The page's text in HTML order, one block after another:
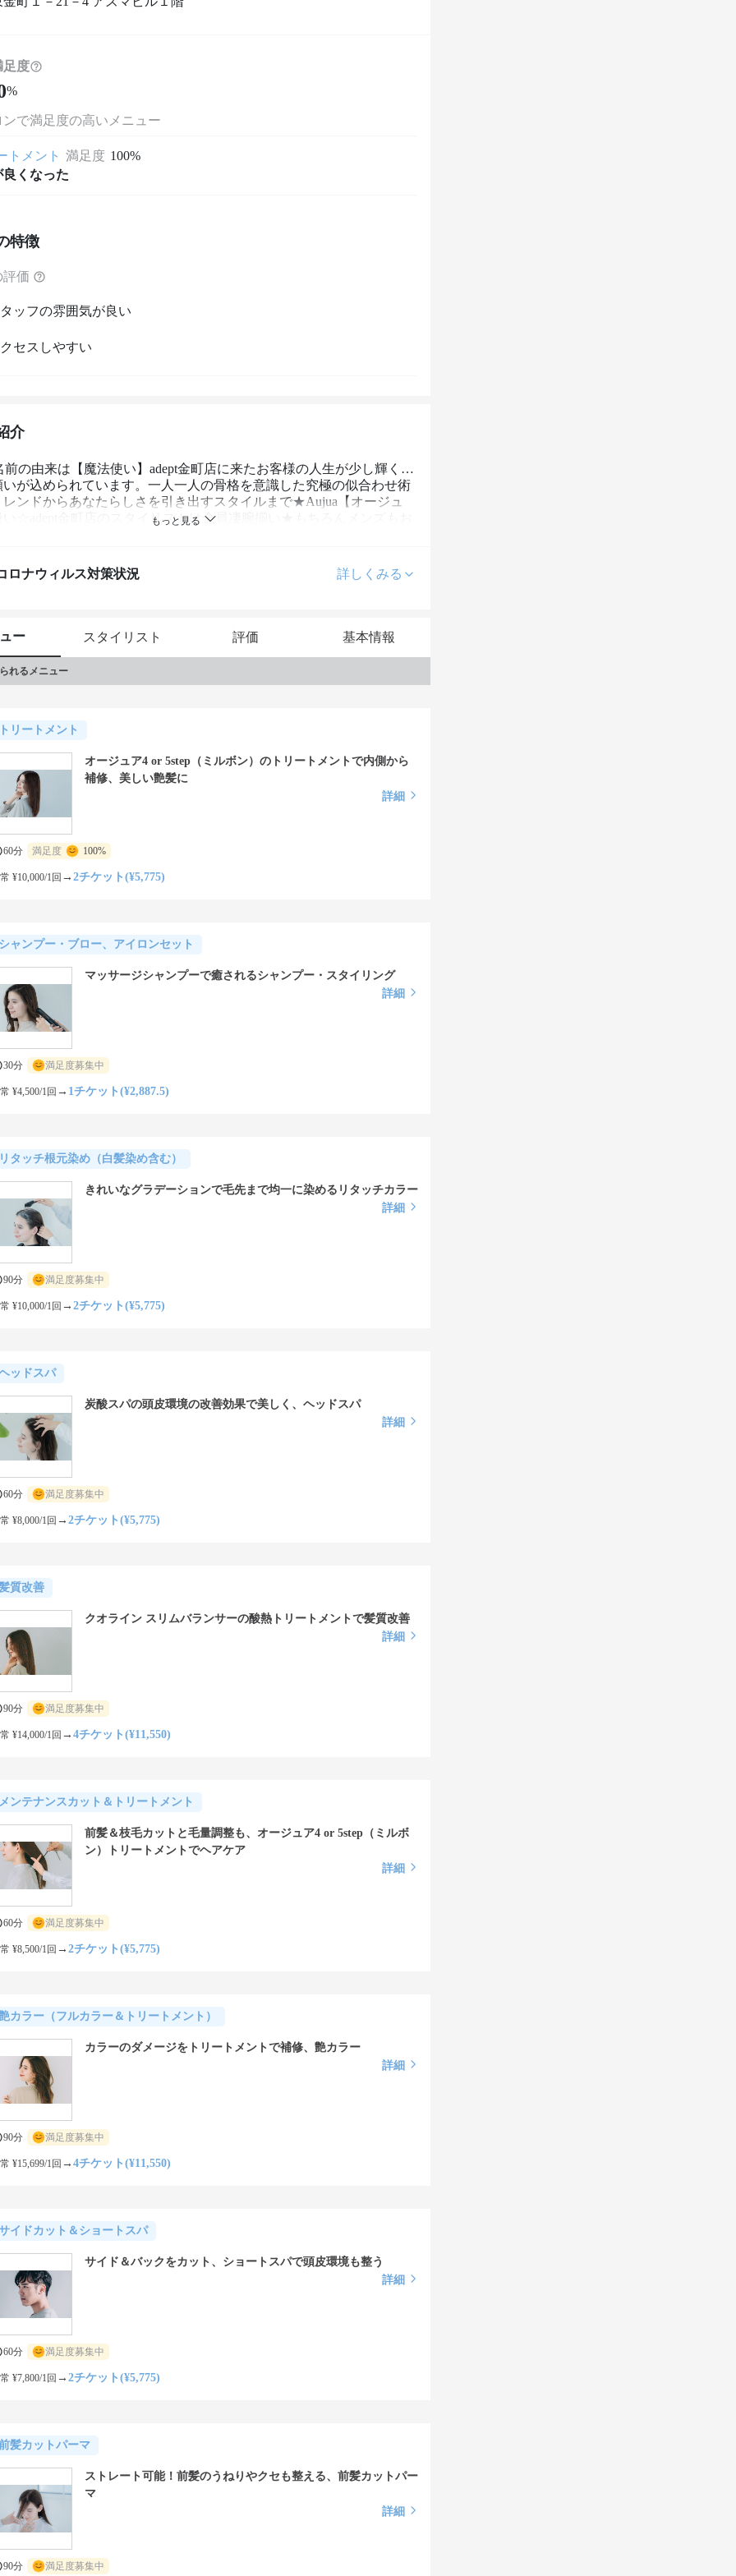
足度
%
で満足度の高いメニュー
トメント 満足度 100%
くなった
特徴
評価
ッフの雰囲気が良い
セスしやすい
介
前の由来は【魔法使い】adept金町店に来たお客様の人生が少し輝く…
いが込められています。一人一人の骨格を意識した究極の似合わせ術
レンドからあなたらしさを引き出すスタイルまで★Aujua【オージュ
☆adept金町店のスタイリストは全員凄腕揃い★もちろんメンズもお
ロナウィルス対策状況 詳しくみる
ー スタイリスト 評価 基本情報
れるメニュー
リートメント
オージュア4 or 5step（ミルボン）のトリートメントで内側から
補修、美しい艶髪に
詳細
60分 満足度 100%
¥10,000/1回 → 2チケット(¥5,775)
ャンプー・ブロー、アイロンセット
マッサージシャンプーで癒されるシャンプー・スタイリング
詳細
30分 満足度募集中
¥4,500/1回 → 1チケット(¥2,887.5)
タッチ根元染め（白髪染め含む）
きれいなグラデーションで毛先まで均一に染めるリタッチカラー
詳細
90分 満足度募集中
¥10,000/1回 → 2チケット(¥5,775)
ッドスパ
炭酸スパの頭皮環境の改善効果で美しく、ヘッドスパ
詳細
60分 満足度募集中
¥8,000/1回 → 2チケット(¥5,775)
質改善
クオライン スリムバランサーの酸熱トリートメントで髪質改善
詳細
90分 満足度募集中
¥14,000/1回 → 4チケット(¥11,550)
ンテナンスカット＆トリートメント
前髪＆枝毛カットと毛量調整も、オージュア4 or 5step（ミルボ
ン）トリートメントでヘアケア
詳細
60分 満足度募集中
¥8,500/1回 → 2チケット(¥5,775)
カラー（フルカラー＆トリートメント）
カラーのダメージをトリートメントで補修、艶カラー
詳細
90分 満足度募集中
¥15,699/1回 → 4チケット(¥11,550)
イドカット＆ショートスパ
サイド＆バックをカット、ショートスパで頭皮環境も整う
詳細
60分 満足度募集中
¥7,800/1回 → 2チケット(¥5,775)
髪カットパーマ
ストレート可能！前髪のうねりやクセも整える、前髪カットパー
マ
詳細
90分 満足度募集中